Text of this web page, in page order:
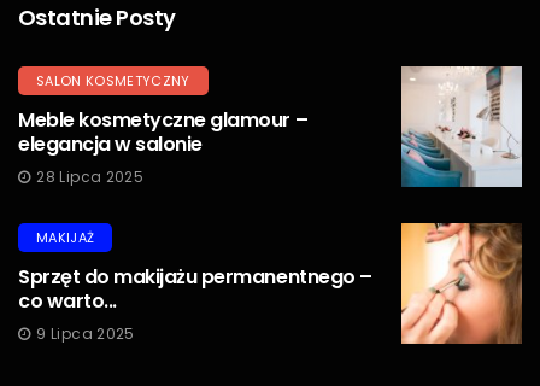
Ostatnie Posty
SALON KOSMETYCZNY
Meble kosmetyczne glamour –
elegancja w salonie
28 Lipca 2025
MAKIJAŻ
Sprzęt do makijażu permanentnego –
co warto...
9 Lipca 2025